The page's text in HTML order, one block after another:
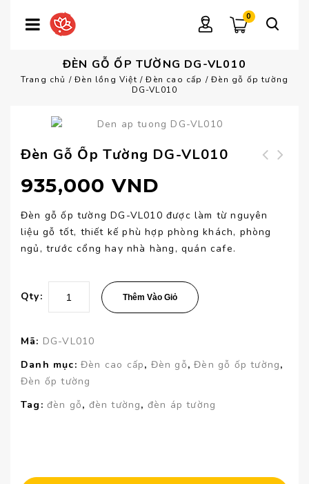
0
ĐÈN GỖ ỐP TƯỜNG DG-VL010
Trang chủ /Đèn lồng Việt /Đèn cao cấp /Đèn gỗ ốp tường
DG-VL010
Đèn Gỗ Ốp Tường DG-VL010
935,000 VND
Đèn gỗ ốp tường DG-VL010 được làm từ nguyên
liệu gỗ tốt, thiết kế phù hợp phòng khách, phòng
ngủ, trước cổng hay nhà hàng, quán cafe.
Qty: Thêm Vào Giỏ
Mã: DG-VL010
Danh mục: Đèn cao cấp, Đèn gỗ,Đèn gỗ ốp tường,
Đèn ốp tường
Tag: đèn gỗ, đèn tường, đèn áp tường